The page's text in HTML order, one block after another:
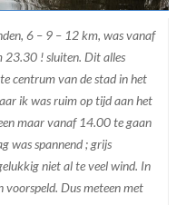
6 – 9 – 12 km, was vanaf
23.30 ! sluiten. Dit alles
centrum van de stad in het
ik was ruim op tijd aan het
maar vanaf 14.00 te gaan
was spannend ; grijs
niet al te veel wind. In
voorspeld. Dus meteen met